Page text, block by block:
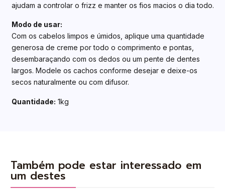
ajudam a controlar o frizz e manter os fios macios o dia todo.
Modo de usar:
Com os cabelos limpos e úmidos, aplique uma quantidade
generosa de creme por todo o comprimento e pontas,
desembaraçando com os dedos ou um pente de dentes
largos. Modele os cachos conforme desejar e deixe-os
secos naturalmente ou com difusor.
Quantidade: 1kg
Também pode estar interessado em
um destes